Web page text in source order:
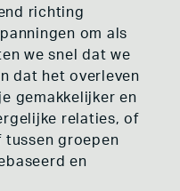
richting
om als
we snel dat we
dat het overleven
gemakkelijker en
relaties, of
tussen groepen
en